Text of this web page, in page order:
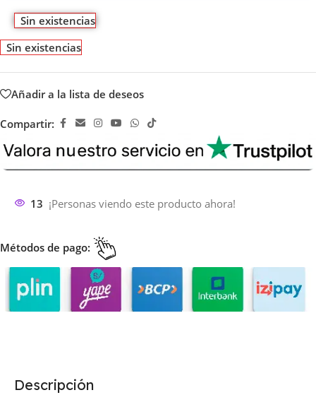
Sin existencias
Sin existencias
Añadir a la lista de deseos
Compartir:
13 ¡Personas viendo este producto ahora!
Métodos de pago:
Descripción